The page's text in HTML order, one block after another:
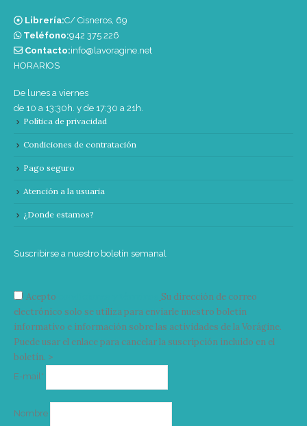
Librería:C/ Cisneros, 69
Teléfono:‭942 375 226‬
Contacto:info@lavoragine.net
HORARIOS
De lunes a viernes
de 10 a 13:30h. y de 17:30 a 21h.
Política de privacidad
Condiciones de contratación
Pago seguro
Atención a la usuaria
¿Donde estamos?
Suscribirse a nuestro boletín semanal
Acepto
Su dirección de correo
electrónico solo se utiliza para enviarle nuestro boletín
informativo e información sobre las actividades de la Vorágine.
Puede usar el enlace para cancelar la suscripción incluido en el
boletín. >
E-mail*
Nombre